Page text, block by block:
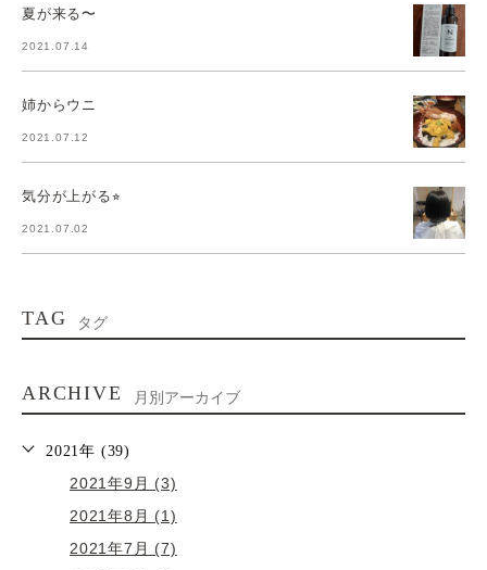
夏が来る〜
2021.07.14
姉からウニ
2021.07.12
気分が上がる⭐︎
2021.07.02
TAG タグ
ARCHIVE 月別アーカイブ
2021年 (39)
2021年9月 (3)
2021年8月 (1)
2021年7月 (7)